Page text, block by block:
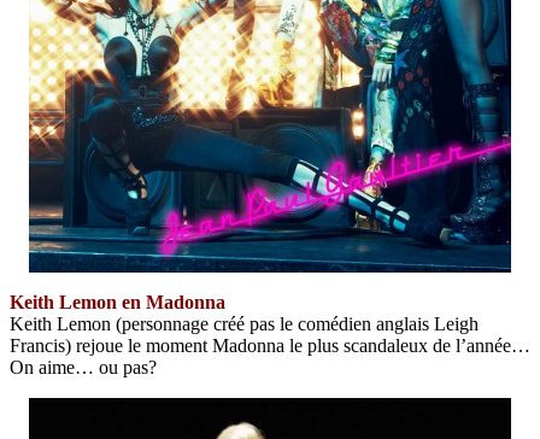
Keith Lemon en Madonna
Keith Lemon (personnage créé pas le comédien anglais Leigh
Francis) rejoue le moment Madonna le plus scandaleux de l’année…
On aime… ou pas?